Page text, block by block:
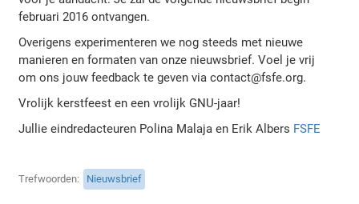
februari 2016 ontvangen.
Overigens experimenteren we nog steeds met nieuwe
manieren en formaten van onze nieuwsbrief. Voel je vrij
om ons jouw feedback te geven via contact@fsfe.org.
Vrolijk kerstfeest en een vrolijk GNU-jaar!
Jullie eindredacteuren Polina Malaja en Erik Albers FSFE
Trefwoorden Nieuwsbrief